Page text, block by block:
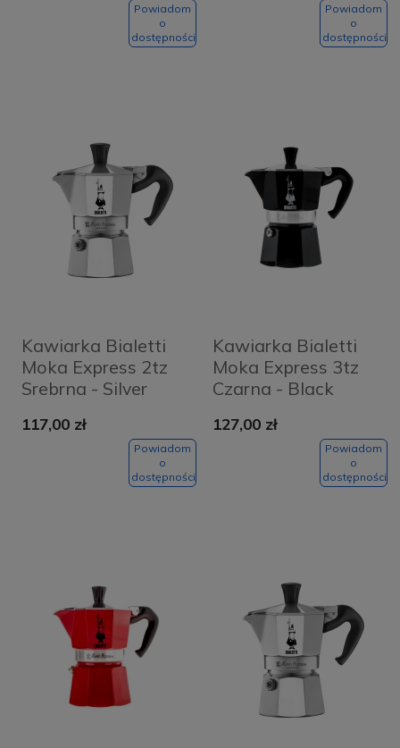
Powiadom
o
dostępności
Powiadom
o
dostępności
Kawiarka Bialetti
Moka Express 2tz
Srebrna - Silver
117,00 zł
Powiadom
o
dostępności
Kawiarka Bialetti
Moka Express 3tz
Czarna - Black
127,00 zł
Powiadom
o
dostępności